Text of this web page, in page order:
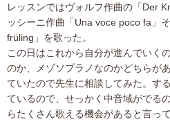
レッスンではヴォルフ作曲の「Der
ッシーニ作曲「Una voce poco fa」
früling」を歌った。
この日はこれから自分が進んでいく
のか、メゾソプラノなのかどちらが
ていたので先生に相談してみた。す
ているので、せっかく中音域がでる
らたくさん歌える機会があると言っ